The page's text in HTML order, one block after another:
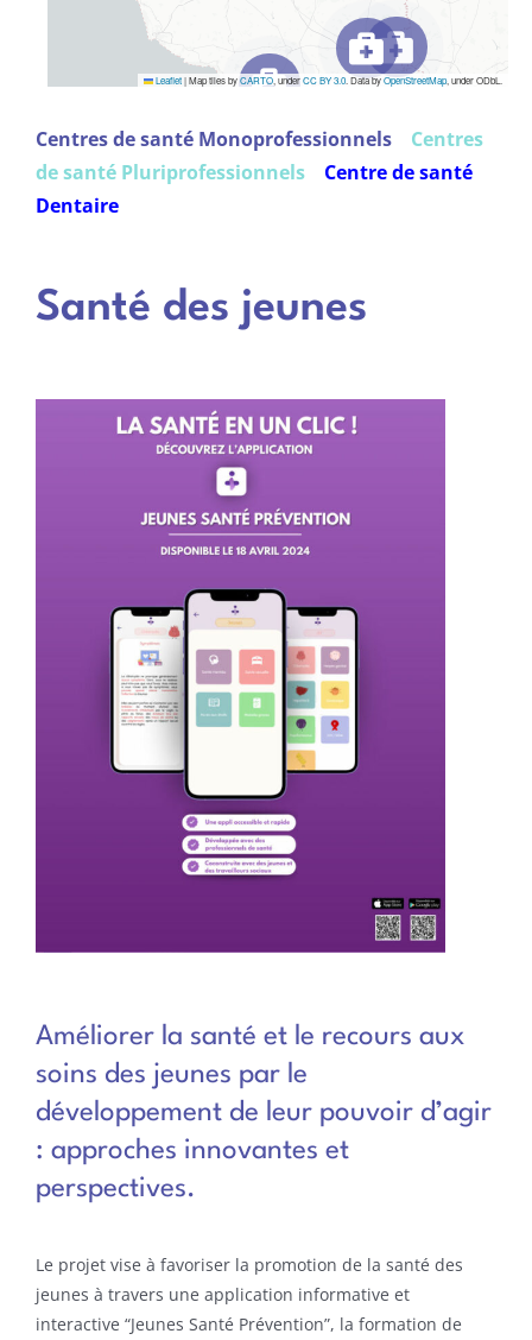
Leaflet|Map tiles byCARTO , underCC BY 3.0 . Data byOpenStreetMap, under ODbL.
Centres de santé Monoprofessionnels Centres
de santé Pluriprofessionnels Centre de santé
Dentaire
Santé des jeunes
Améliorer la santé et le recours aux
soins des jeunes par le
développement de leur pouvoir d’agir
: approches innovantes et
perspectives.
Le projet vise à favoriser la promotion de la santé des
jeunes à travers une application informative et
interactive “Jeunes Santé Prévention”, la formation de